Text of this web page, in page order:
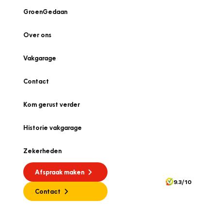
GroenGedaan
Over ons
Vakgarage
Contact
Kom gerust verder
Historie vakgarage
Zekerheden
Afspraak maken
Contact
9.3/10